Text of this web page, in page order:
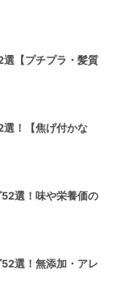
【プチプラ・髪質
選！【焦げ付かな
選！味や栄養価の
選！無添加・アレ